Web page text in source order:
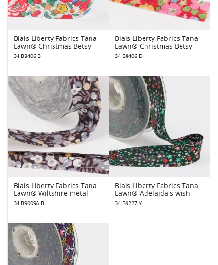
Biais Liberty Fabrics Tana
Lawn® Christmas Betsy
34 B8406 B
Biais Liberty Fabrics Tana
Lawn® Christmas Betsy
34 B8406 D
Biais Liberty Fabrics Tana
Lawn® Wiltshire metal
34 B9009A B
Biais Liberty Fabrics Tana
Lawn® Adelajda's wish
34 B9227 Y